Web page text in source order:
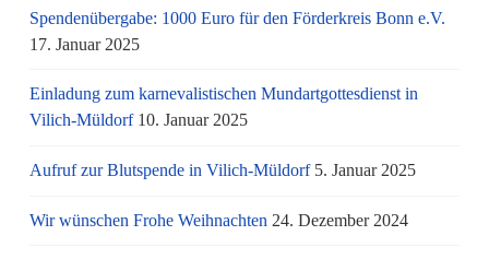
Spendenübergabe: 1000 Euro für den Förderkreis Bonn e.V.
17. Januar 2025
Einladung zum karnevalistischen Mundartgottesdienst in
Vilich-Müldorf 10. Januar 2025
Aufruf zur Blutspende in Vilich-Müldorf 5. Januar 2025
Wir wünschen Frohe Weihnachten 24. Dezember 2024